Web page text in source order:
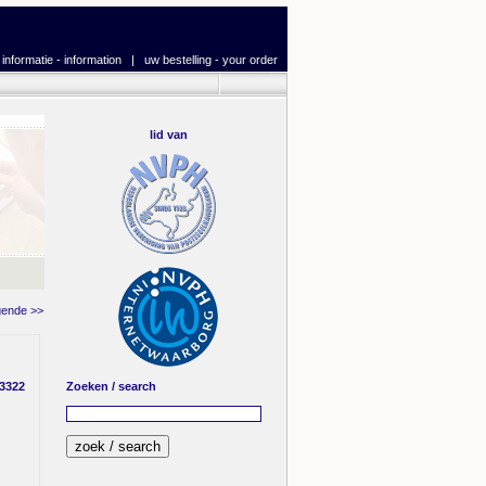
informatie - information | uw bestelling - your order
>>
lid van
Zoeken / search